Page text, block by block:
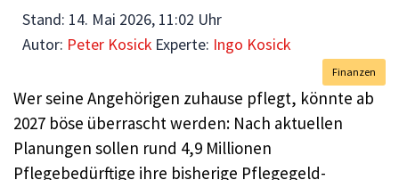
Stand: 14. Mai 2026, 11:02 Uhr
Autor: Peter Kosick Experte: Ingo Kosick
Finanzen
Wer seine Angehörigen zuhause pflegt, könnte ab
2027 böse überrascht werden: Nach aktuellen
Planungen sollen rund 4,9 Millionen
Pflegebedürftige ihre bisherige Pflegegeld-